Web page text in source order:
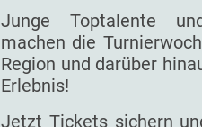
Junge Toptalente
machen die
Region und darüber
Erlebnis!
Jetzt Tickets sichern